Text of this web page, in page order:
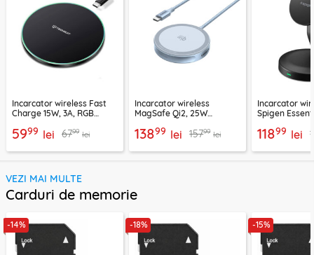
Incarcator wireless Fast
Charge 15W, 3A, RGB
CHWR031
5999 lei 6799 lei
Incarcator wireless
MagSafe Qi2, 25W
13899 lei 15799 lei
Incarcator
Spigen
11899 lei
VEZI MAI MULTE
Carduri de memorie
-14% -18% -15%